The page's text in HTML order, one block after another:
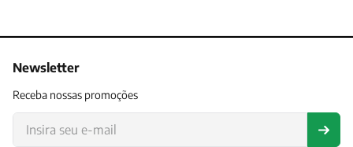
Newsletter
Receba nossas promoções